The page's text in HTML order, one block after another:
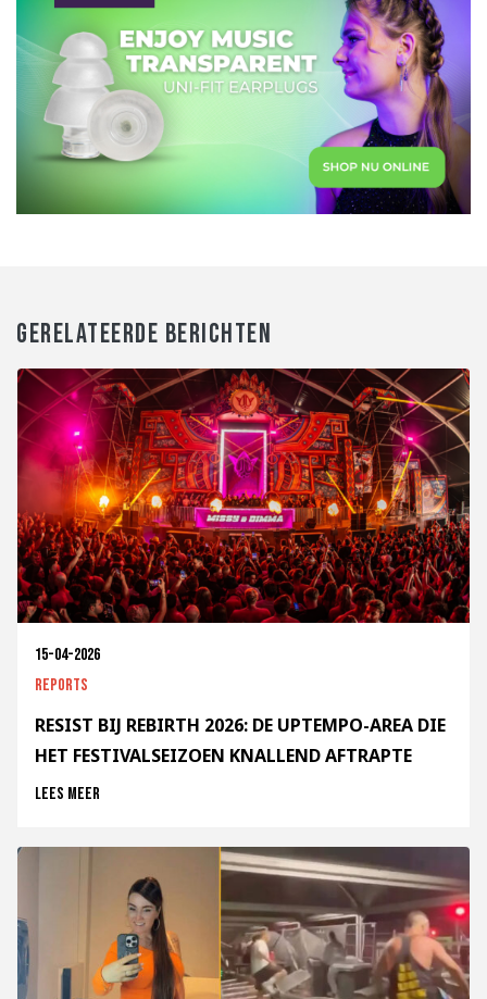
GERELATEERDE BERICHTEN
15-04-2026
Reports
RESIST BIJ REBIRTH 2026: DE UPTEMPO-AREA DIE
HET FESTIVALSEIZOEN KNALLEND AFTRAPTE
Lees meer